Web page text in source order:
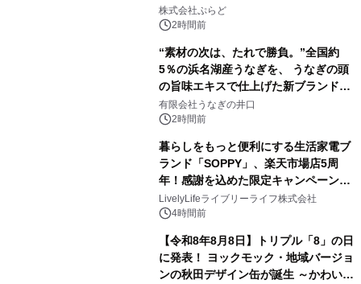
きで Villa Mon Temps AWAJIの連泊
素泊りプラン
株式会社ぷらど
2時間前
“素材の次は、たれで勝負。”全国約
5％の浜名湖産うなぎを、 うなぎの頭
の旨味エキスで仕上げた新ブランド
「井口の誉」誕生
有限会社うなぎの井口
2時間前
暮らしをもっと便利にする生活家電ブ
ランド「SOPPY」、楽天市場店5周
年！感謝を込めた限定キャンペーンを
8月10日より開催
LivelyLifeライブリーライフ株式会社
4時間前
【令和8年8月8日】トリプル「8」の日
に発表！ ヨックモック・地域バージョ
ンの秋田デザイン缶が誕生 ～かわいい